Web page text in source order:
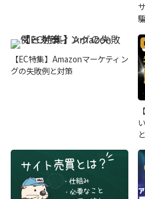
【EC特集】Amazonマーケティン
グの失敗例と対策